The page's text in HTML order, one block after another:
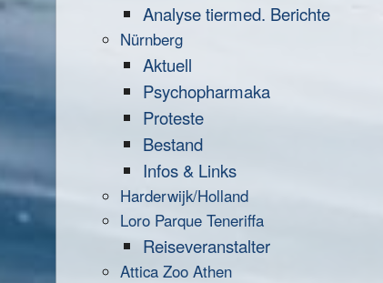
Analyse tiermed. Berichte
Nürnberg
Aktuell
Psychopharmaka
Proteste
Bestand
Infos & Links
Harderwijk/Holland
Loro Parque Teneriffa
Reiseveranstalter
Attica Zoo Athen